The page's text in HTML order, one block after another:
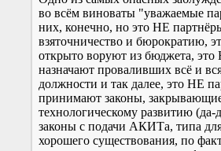
во всём виноваты "уважаемые
них, конечно, но это НЕ
взяточничество и бюрократию,
открыто воруют из бюджета,
назначают проваливших всё и
должности и так далее, это НЕ
принимают законы,
технологическому развитию (да-
законы с подачи АКИТа, типа
хорошего существования, по